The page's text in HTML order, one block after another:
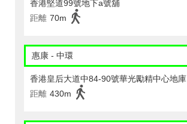
香港堅道99號地下a號舖
距離 70m
惠康 - 中環
香港皇后大道中84-90號華光勵精中心地庫
距離 430m